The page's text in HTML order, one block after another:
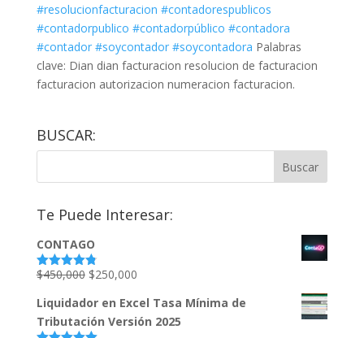
#resolucionfacturacion #contadorespublicos
#contadorpublico #contadorpúblico #contadora
#contador #soycontador #soycontadora Palabras
clave: Dian dian facturacion resolucion de facturacion
facturacion autorizacion numeracion facturacion.
BUSCAR:
Te Puede Interesar:
CONTAGO
Valorado
5
$450,000 El
original
era:
$250,000El
actual
es:
Liquidador en Excel Tasa Mínima de
Tributación Versión 2025